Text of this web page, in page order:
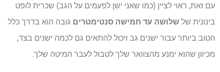
עם זאת, ראוי לציין (כמו שאני ישן לפעמים על הגב) שכרית לופט
בינונית של שלושה עד חמישה סנטימטרים גובה הוא בדרך כלל
הטוב ביותר עבור ישנים גב ויכול להתאים גם לכמה ישנים בצד,
מכיוון שהוא ימנע מהצוואר שלך לטבול לעבר המיטה שלך.